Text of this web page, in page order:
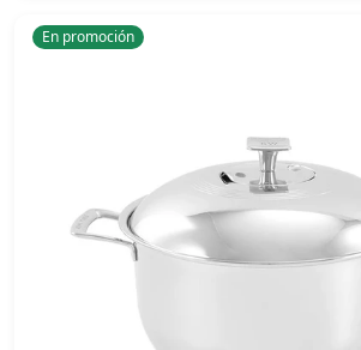
En promoción